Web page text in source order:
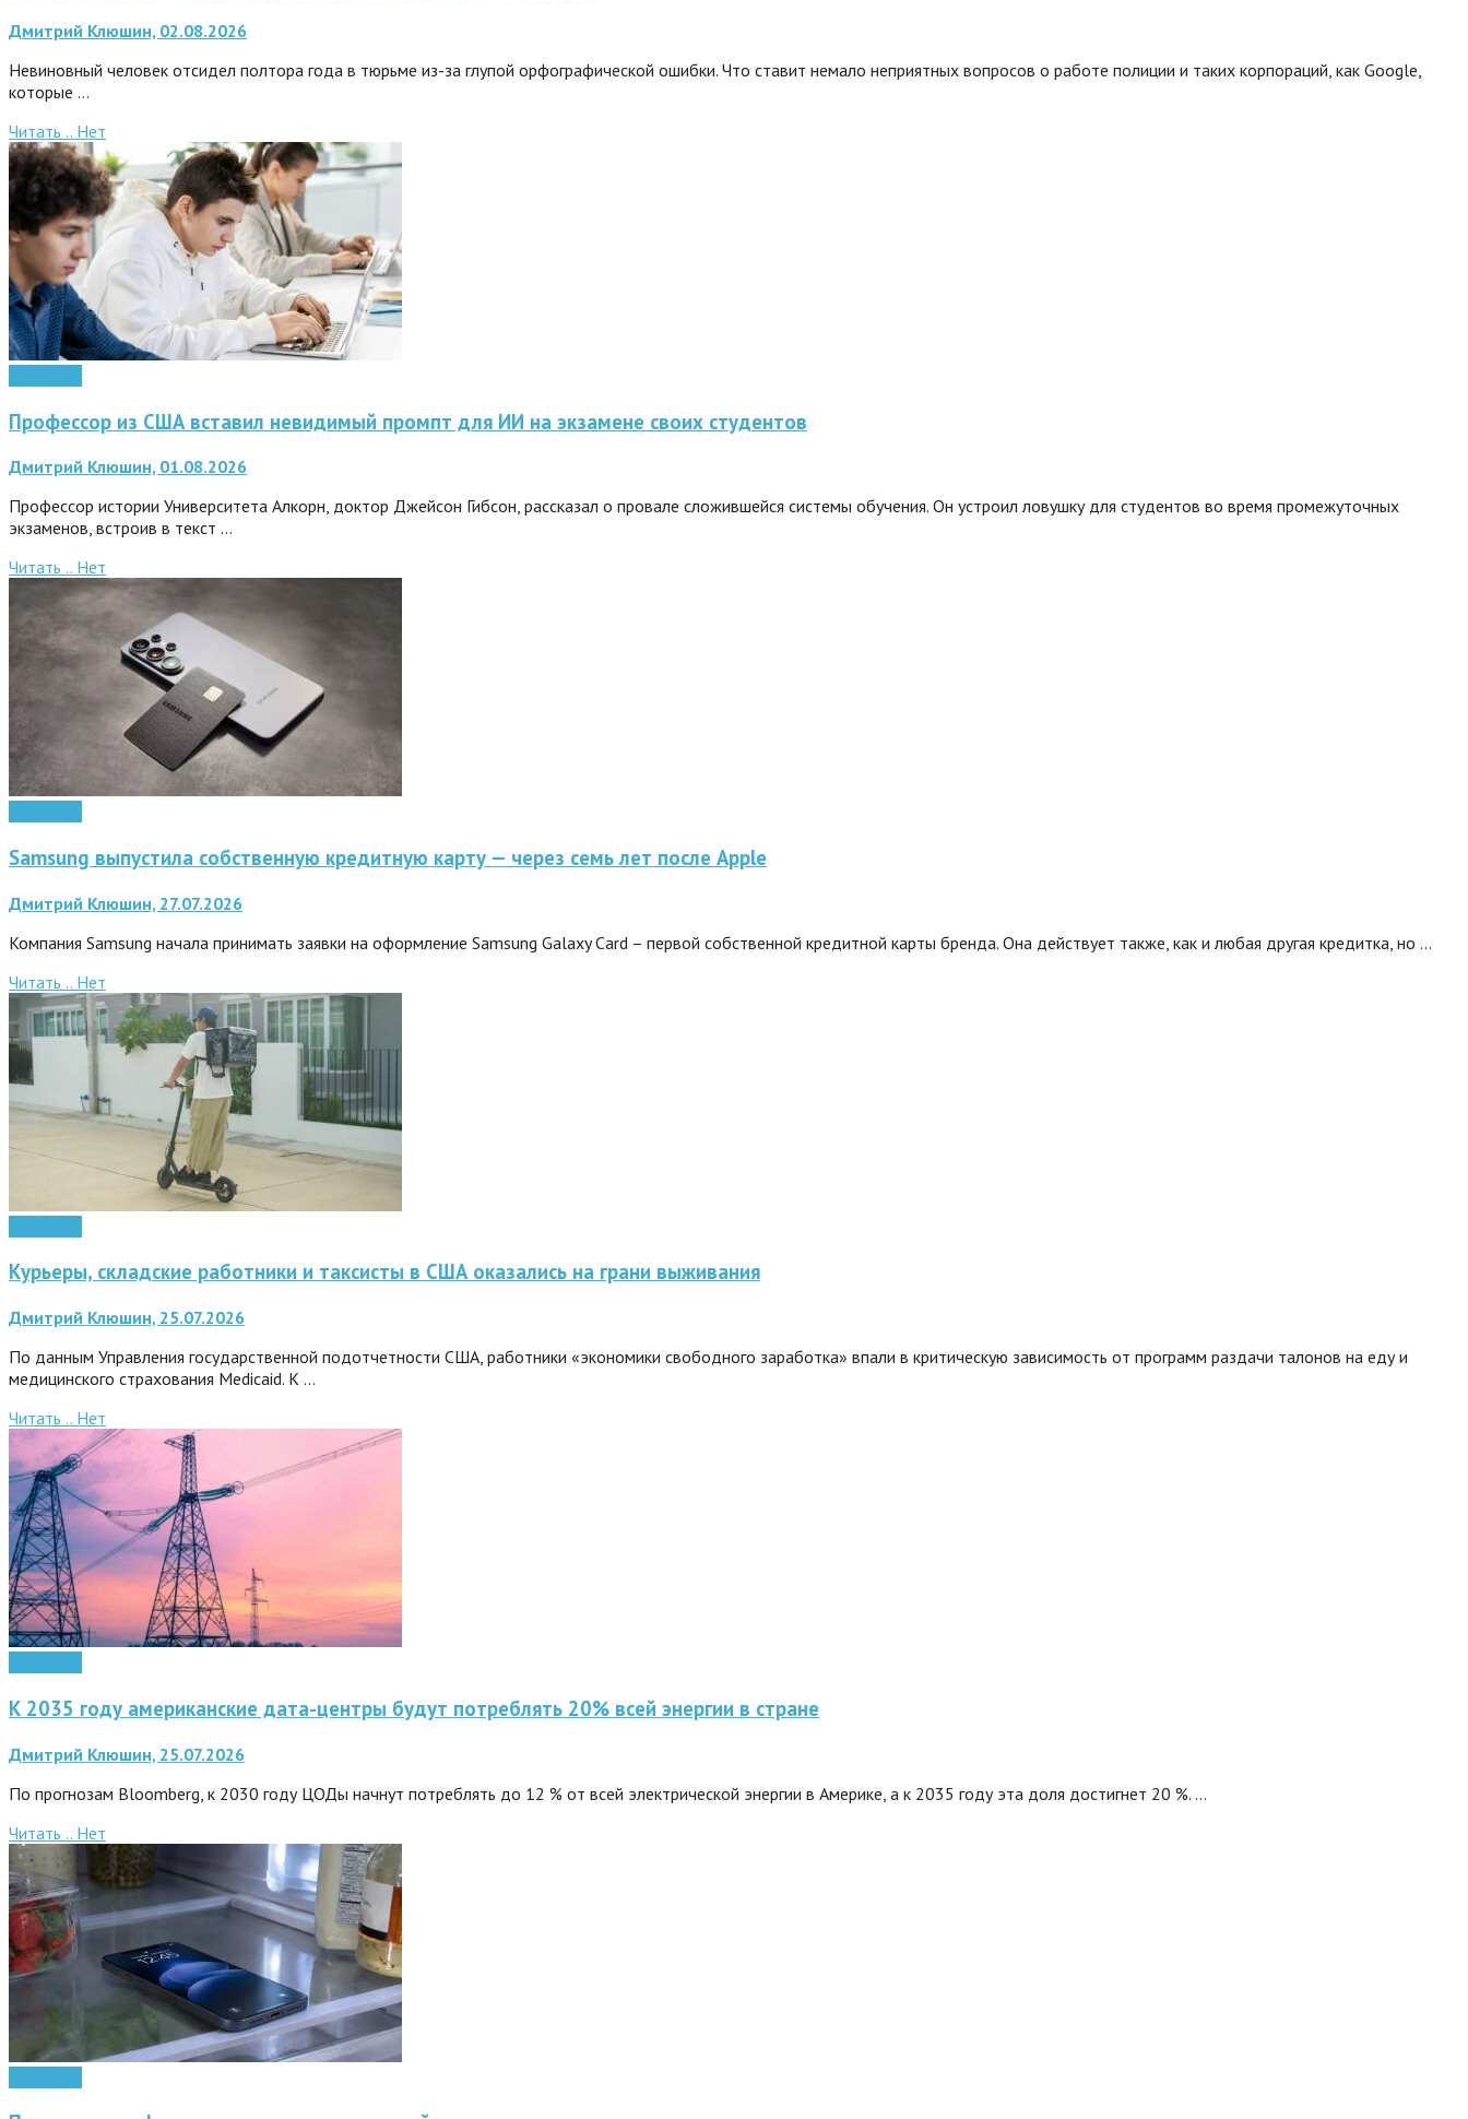
Дмитрий Клюшин, 02.08.2026
Невиновный человек отсидел полтора года в тюрьме из-за глупой орфографической ошибки. Что ставит немало неприятных вопросов о работе полиции и таких корпораций, как Google,
которые …
Читать .. Нет
Профессор из США вставил невидимый промпт для ИИ на экзамене своих студентов
Дмитрий Клюшин, 01.08.2026
Профессор истории Университета Алкорн, доктор Джейсон Гибсон, рассказал о провале сложившейся системы обучения. Он устроил ловушку для студентов во время промежуточных
экзаменов, встроив в текст …
Читать .. Нет
Samsung выпустила собственную кредитную карту — через семь лет после Apple
Дмитрий Клюшин, 27.07.2026
Компания Samsung начала принимать заявки на оформление Samsung Galaxy Card – первой собственной кредитной карты бренда. Она действует также, как и любая другая кредитка, но …
Читать .. Нет
Курьеры, складские работники и таксисты в США оказались на грани выживания
Дмитрий Клюшин, 25.07.2026
По данным Управления государственной подотчетности США, работники «экономики свободного заработка» впали в критическую зависимость от программ раздачи талонов на еду и
медицинского страхования Medicaid. К …
Читать .. Нет
К 2035 году американские дата-центры будут потреблять 20% всей энергии в стране
Дмитрий Клюшин, 25.07.2026
По прогнозам Bloomberg, к 2030 году ЦОДы начнут потреблять до 12 % от всей электрической энергии в Америке, а к 2035 году эта доля достигнет 20 %. …
Читать .. Нет